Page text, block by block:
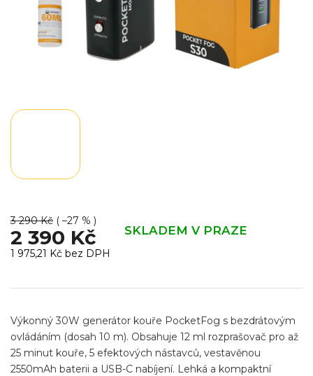
3 290 Kč ( –27 % )
2 390 Kč SKLADEM V PRAZE
1 975,21 Kč bez DPH
cena:
Výkonný 30W generátor kouře PocketFog s bezdrátovým
ovládáním (dosah 10 m). Obsahuje 12 ml rozprašovač pro až
25 minut kouře, 5 efektových nástavců, vestavěnou
2550mAh baterii a USB-C nabíjení. Lehká a kompaktní